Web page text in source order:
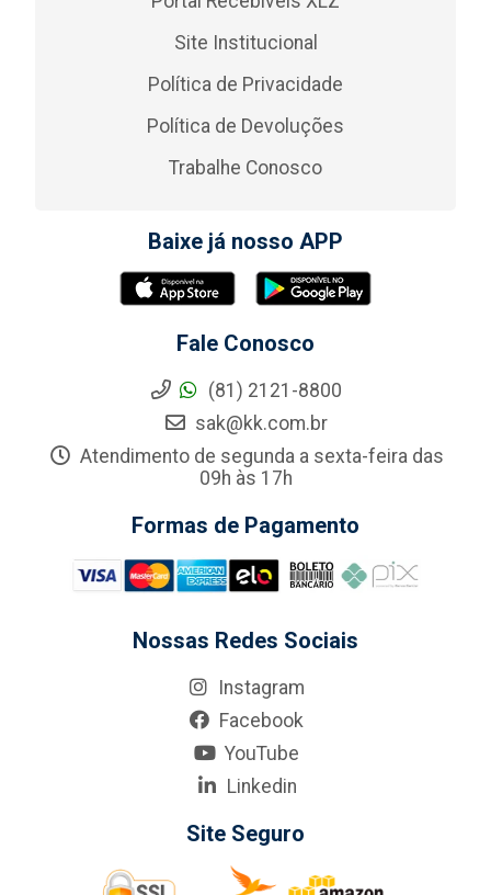
Site Institucional
Política de Privacidade
Política de Devoluções
Trabalhe Conosco
Baixe já nosso APP
Fale Conosco
(81) 2121-8800
sak@kk.com.br
Atendimento de segunda a sexta-feira das
09h às 17h
Formas de Pagamento
Nossas Redes Sociais
Instagram
Facebook
YouTube
Linkedin
Site Seguro